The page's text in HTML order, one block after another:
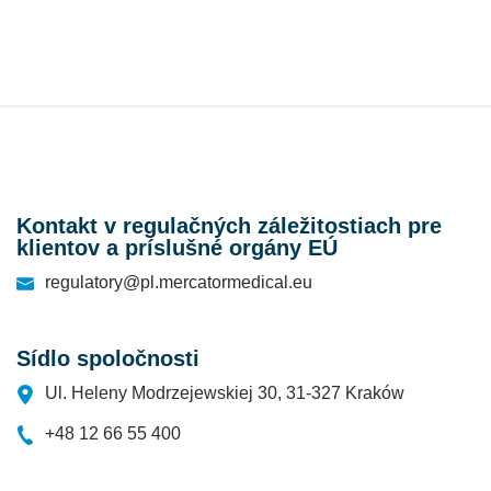
Kontakt v regulačných záležitostiach pre
klientov a príslušné orgány EÚ
regulatory@pl.mercatormedical.eu
Sídlo spoločnosti
Ul. Heleny Modrzejewskiej 30, 31-327 Kraków
+48 12 66 55 400